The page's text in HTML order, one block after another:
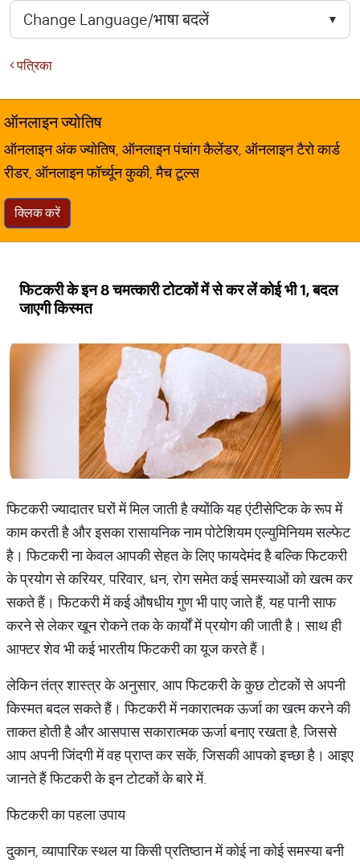
पत्रिका
ऑनलाइन ज्योतिष
ऑनलाइन अंक ज्योतिष, ऑनलाइन पंचांग कैलेंडर, ऑनलाइन टैरो कार्ड
रीडर, ऑनलाइन फॉर्च्यून कुकी, मैच टूल्स
क्लिक करें
फिटकरी के इन 8 चमत्कारी टोटकों में से कर लें कोई भी 1, बदल
जाएगी किस्मत
फिटकरी ज्यादातर घरों में मिल जाती है क्योंकि यह एंटीसेप्टिक के रूप में
काम करती है और इसका रासायनिक नाम पोटेशियम एल्युमिनियम सल्फेट
है। फिटकरी ना केवल आपकी सेहत के लिए फायदेमंद है बल्कि फिटकरी
के प्रयोग से करियर, परिवार, धन, रोग समेत कई समस्याओं को खत्म कर
सकते हैं। फिटकरी में कई औषधीय गुण भी पाए जाते हैं, यह पानी साफ
करने से लेकर खून रोकने तक के कार्यों में प्रयोग की जाती है। साथ ही
आफ्टर शेव भी कई भारतीय फिटकरी का यूज करते हैं।
लेकिन तंत्र शास्त्र के अनुसार, आप फिटकरी के कुछ टोटकों से अपनी
किस्मत बदल सकते हैं। फिटकरी में नकारात्मक ऊर्जा का खत्म करने की
ताकत होती है और आसपास सकारात्मक ऊर्जा बनाए रखता है, जिससे
आप अपनी जिंदगी में वह प्राप्त कर सकें, जिसकी आपको इच्छा है। आइए
जानते हैं फिटकरी के इन टोटकों के बारे में.
फिटकरी का पहला उपाय
दुकान, व्यापारिक स्थल या किसी प्रतिष्ठान में कोई ना कोई समस्या बनी